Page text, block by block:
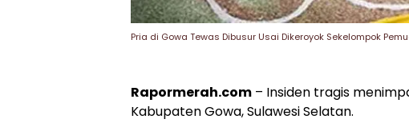
Pria di Gowa Tewas Dibusur Usai Dikeroyok Sekelompok
Rapormerah.com – Insiden tragis
Kabupaten Gowa, Sulawesi Selatan.